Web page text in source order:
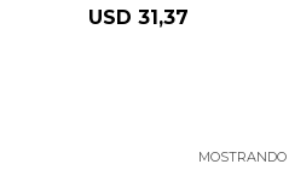
USD 31,37
MOSTRANDO